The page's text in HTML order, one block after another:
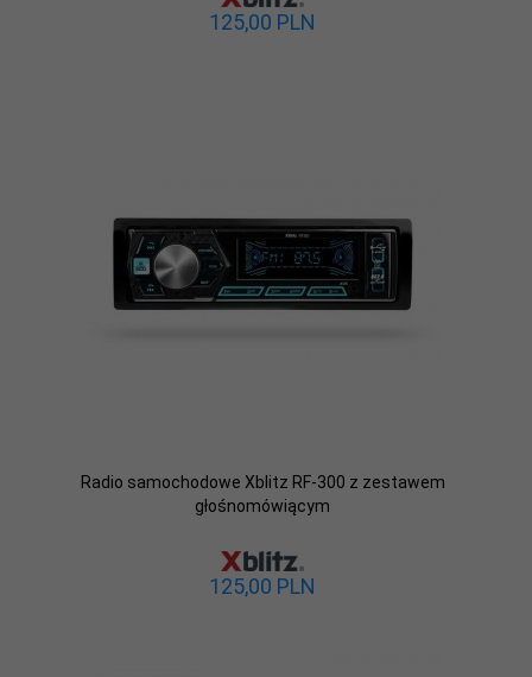
125,00 PLN
Radio samochodowe Xblitz RF-300 z zestawem
głośnomówiącym
125,00 PLN